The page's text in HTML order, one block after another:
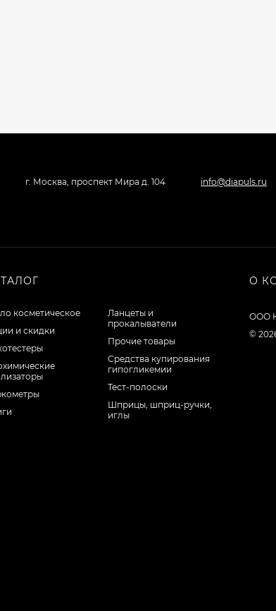
г. Москва, проспект Мира д. 104 info@diapuls.ru
косметическое
и скидки
Ланцеты и
прокалыватели
Прочие товары
Средства купирования
гипогликемии
Тест-полоски
Шприцы, шприц-ручки,
иглы
О
ООО
©